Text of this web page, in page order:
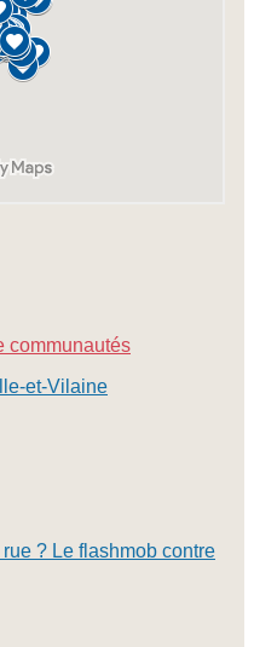
communautés
et-Vilaine
? Le flashmob contre